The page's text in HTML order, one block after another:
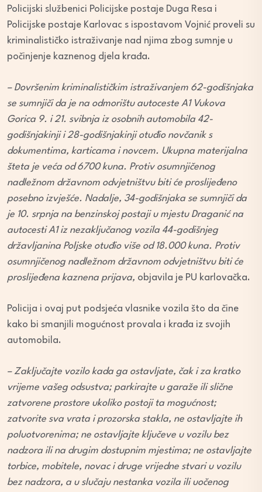
Policijski službenici Policijske postaje Duga Resa i
Policijske postaje Karlovac s ispostavom Vojnić proveli su
kriminalističko istraživanje nad njima zbog sumnje u
počinjenje kaznenog djela krađa.
– Dovršenim kriminalističkim istraživanjem 62-godišnjaka
se sumnjiči da je na odmorištu autoceste A1 Vukova
Gorica 9. i 21. svibnja iz osobnih automobila 42-
godišnjakinji i 28-godišnjakinji otuđio novčanik s
dokumentima, karticama i novcem. Ukupna materijalna
šteta je veća od 6700 kuna. Protiv osumnjičenog
nadležnom državnom odvjetništvu biti će proslijeđeno
posebno izvješće. Nadalje, 34-godišnjaka se sumnjiči da
je 10. srpnja na benzinskoj postaji u mjestu Draganić na
autocesti A1 iz nezaključanog vozila 44-godišnjeg
državljanina Poljske otuđio više od 18.000 kuna. Protiv
osumnjičenog nadležnom državnom odvjetništvu biti će
proslijeđena kaznena prijava, objavila je PU karlovačka.
Policija i ovaj put podsjeća vlasnike vozila što da čine
kako bi smanjili mogućnost provala i krađa iz svojih
automobila.
– Zaključajte vozilo kada ga ostavljate, čak i za kratko
vrijeme vašeg odsustva; parkirajte u garaže ili slične
zatvorene prostore ukoliko postoji ta mogućnost;
zatvorite sva vrata i prozorska stakla, ne ostavljajte ih
poluotvorenima; ne ostavljajte ključeve u vozilu bez
nadzora ili na drugim dostupnim mjestima; ne ostavljajte
torbice, mobitele, novac i druge vrijedne stvari u vozilu
bez nadzora, a u slučaju nestanka vozila ili uočenog